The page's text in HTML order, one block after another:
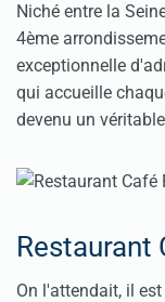
Niché entre la
4ème
exceptionnelle
qui accueille
devenu un
Restaurant
On l'attendait, il